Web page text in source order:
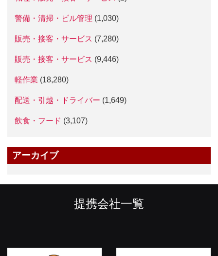
警備・清掃・ビル管理 (1,030)
販売・接客・サービス (7,280)
販売・接客・サービス (9,446)
軽作業 (18,280)
配送・引越・ドライバー (1,649)
飲食・フード (3,107)
アーカイブ
提携会社一覧